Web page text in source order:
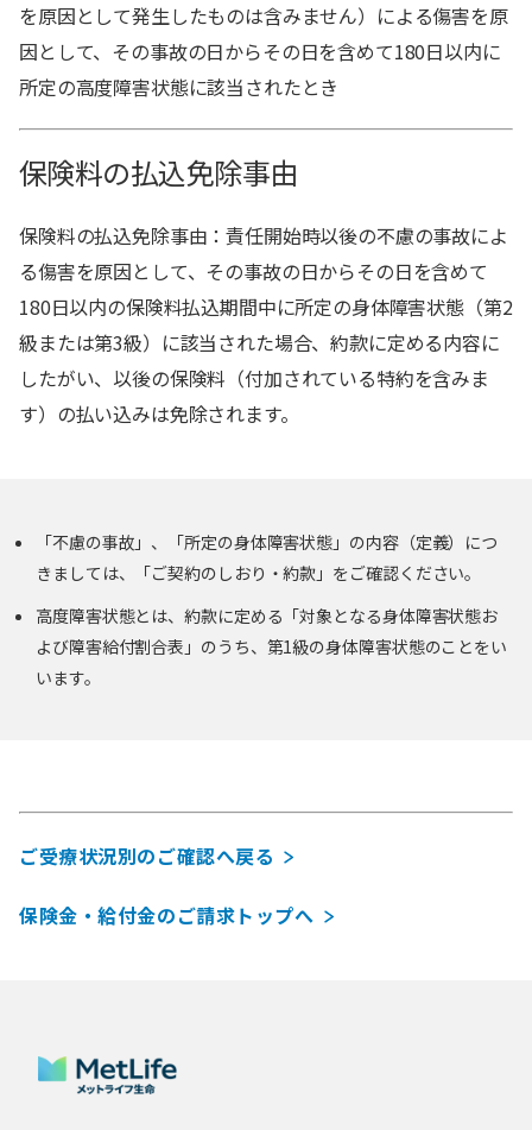
を原因として発生したものは含みません）による傷害を原
因として、その事故の日からその日を含めて180日以内に
所定の高度障害状態に該当されたとき
保険料の払込免除事由
保険料の払込免除事由：責任開始時以後の不慮の事故によ
る傷害を原因として、その事故の日からその日を含めて
180日以内の保険料払込期間中に所定の身体障害状態（第2
級または第3級）に該当された場合、約款に定める内容に
したがい、以後の保険料（付加されている特約を含みま
す）の払い込みは免除されます。
「不慮の事故」、「所定の身体障害状態」の内容（定義）につ
きましては、「ご契約のしおり・約款」をご確認ください。
高度障害状態とは、約款に定める「対象となる身体障害状態お
よび障害給付割合表」のうち、第1級の身体障害状態のことをい
います。
ご受療状況別のご確認へ戻る
保険金・給付金のご請求トップへ